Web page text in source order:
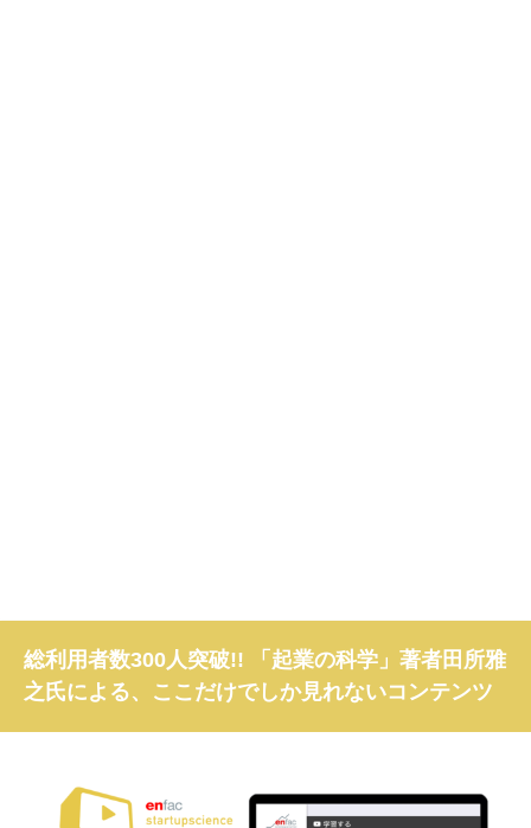
総利用者数300人突破!! 「起業の科学」著者田所雅
之氏による、ここだけでしか見れないコンテンツ